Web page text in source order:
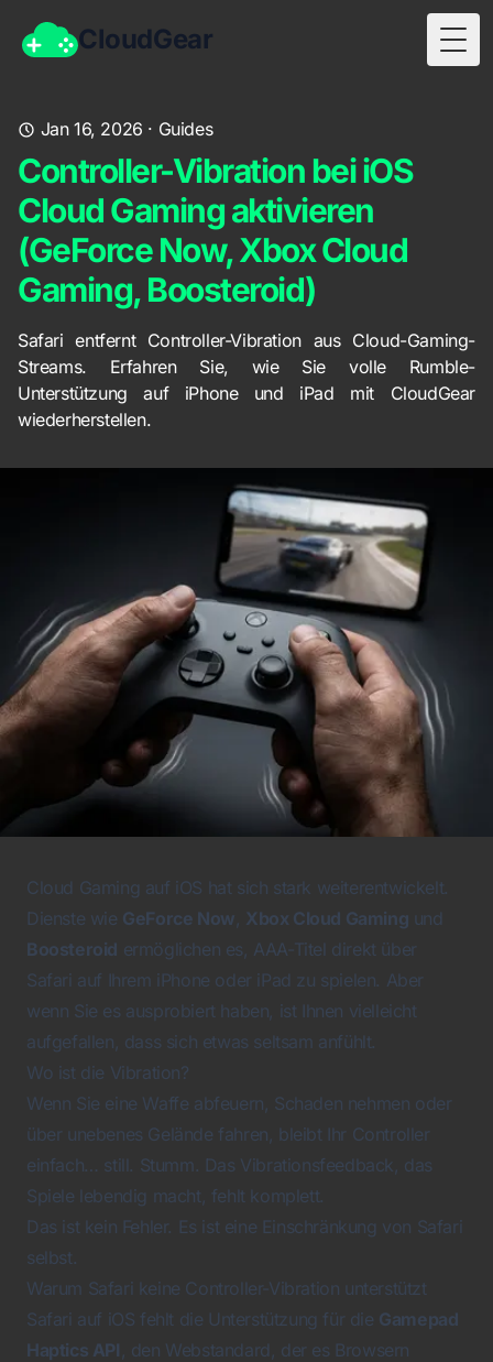
CloudGear
Jan 16, 2026 · Guides
Controller-Vibration bei iOS
Cloud Gaming aktivieren
(GeForce Now, Xbox Cloud
Gaming, Boosteroid)
Safari entfernt Controller-Vibration aus Cloud-Gaming-
Streams. Erfahren Sie, wie Sie volle Rumble-
Unterstützung auf iPhone und iPad mit CloudGear
wiederherstellen.
Cloud Gaming auf iOS hat sich stark weiterentwickelt.
Dienste wie GeForce Now Xbox Cloud Gaming und
Boosteroid ermöglichen es, AAA-Titel direkt über
Safari auf Ihrem iPhone oder iPad zu spielen. Aber
wenn Sie es ausprobiert haben, ist Ihnen vielleicht
aufgefallen, dass sich etwas seltsam anfühlt.
Wo ist die Vibration?
Wenn Sie eine Waffe abfeuern, Schaden nehmen oder
über unebenes Gelände fahren, bleibt Ihr Controller
einfach… still. Stumm. Das Vibrationsfeedback, das
Spiele lebendig macht, fehlt komplett.
Das ist kein Fehler. Es ist eine Einschränkung von Safari
selbst.
Warum Safari keine Controller-Vibration unterstützt
Safari auf iOS fehlt die Unterstützung für die Gamepad
Haptics API , den Webstandard, der es Browsern